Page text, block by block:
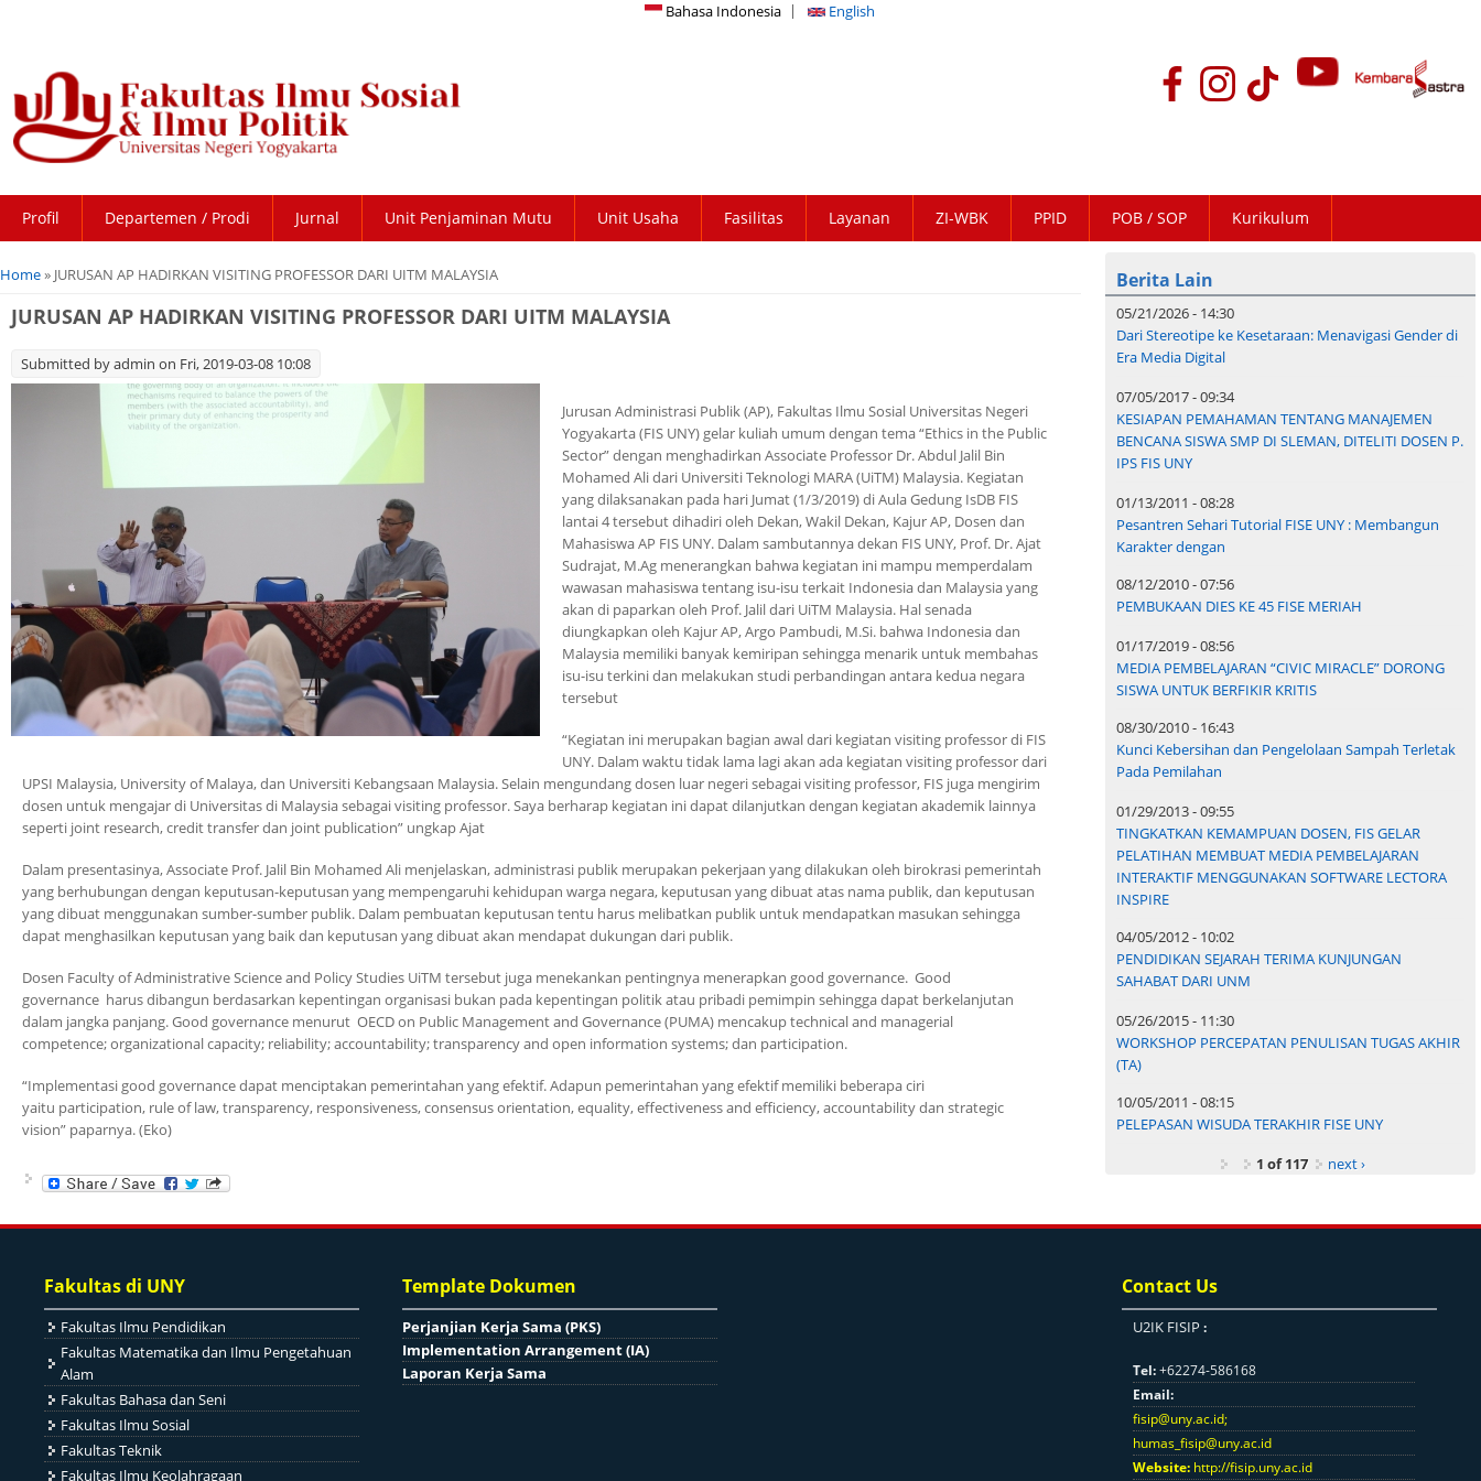
Bahasa Indonesia English
Profil Departemen / Prodi Jurnal Unit Penjaminan Mutu Unit Usaha Fasilitas Layanan ZI-WBK PPID POB / SOP Kurikulum
You are here
Home» JURUSAN AP HADIRKAN VISITING PROFESSOR DARI UITM MALAYSIA
JURUSAN AP HADIRKAN VISITING PROFESSOR DARI UITM MALAYSIA
Submitted byadmin on Fri, 2019-03-08 10:08
Jurusan Administrasi Publik (AP), Fakultas Ilmu Sosial Universitas Negeri
Yogyakarta (FIS UNY) gelar kuliah umum dengan tema “Ethics in the Public
Sector” dengan menghadirkan Associate Professor Dr. Abdul Jalil Bin
Mohamed Ali dari Universiti Teknologi MARA (UiTM) Malaysia. Kegiatan
yang dilaksanakan pada hari Jumat (1/3/2019) di Aula Gedung IsDB FIS
lantai 4 tersebut dihadiri oleh Dekan, Wakil Dekan, Kajur AP, Dosen dan
Mahasiswa AP FIS UNY. Dalam sambutannya dekan FIS UNY, Prof. Dr. Ajat
Sudrajat, M.Ag menerangkan bahwa kegiatan ini mampu memperdalam
wawasan mahasiswa tentang isu-isu terkait Indonesia dan Malaysia yang
akan di paparkan oleh Prof. Jalil dari UiTM Malaysia. Hal senada
diungkapkan oleh Kajur AP, Argo Pambudi, M.Si. bahwa Indonesia dan
Malaysia memiliki banyak kemiripan sehingga menarik untuk membahas
isu-isu terkini dan melakukan studi perbandingan antara kedua negara
tersebut
“Kegiatan ini merupakan bagian awal dari kegiatan visiting professor di FIS
UNY. Dalam waktu tidak lama lagi akan ada kegiatan visiting professor dari
UPSI Malaysia, University of Malaya, dan Universiti Kebangsaan Malaysia. Selain mengundang dosen luar negeri sebagai visiting professor, FIS juga mengirim
dosen untuk mengajar di Universitas di Malaysia sebagai visiting professor. Saya berharap kegiatan ini dapat dilanjutkan dengan kegiatan akademik lainnya
seperti joint research, credit transfer dan joint publication” ungkap Ajat
Dalam presentasinya, Associate Prof. Jalil Bin Mohamed Ali menjelaskan, administrasi publik merupakan pekerjaan yang dilakukan oleh birokrasi pemerintah
yang berhubungan dengan keputusan-keputusan yang mempengaruhi kehidupan warga negara, keputusan yang dibuat atas nama publik, dan keputusan
yang dibuat menggunakan sumber-sumber publik. Dalam pembuatan keputusan tentu harus melibatkan publik untuk mendapatkan masukan sehingga
dapat menghasilkan keputusan yang baik dan keputusan yang dibuat akan mendapat dukungan dari publik.
Dosen Faculty of Administrative Science and Policy Studies UiTM tersebut juga menekankan pentingnya menerapkan good governance. Good
governance harus dibangun berdasarkan kepentingan organisasi bukan pada kepentingan politik atau pribadi pemimpin sehingga dapat berkelanjutan
dalam jangka panjang. Good governance menurut OECD on Public Management and Governance (PUMA) mencakup technical and managerial
competence; organizational capacity; reliability; accountability; transparency and open information systems; dan participation.
“Implementasi good governance dapat menciptakan pemerintahan yang efektif. Adapun pemerintahan yang efektif memiliki beberapa ciri
yaitu participation, rule of law, transparency, responsiveness, consensus orientation, equality, effectiveness and efficiency, accountability dan strategic
vision” paparnya. (Eko)
Berita Lain
05/21/2026 - 14:30
Dari Stereotipe ke Kesetaraan: Menavigasi Gender di
Era Media Digital
07/05/2017 - 09:34
KESIAPAN PEMAHAMAN TENTANG MANAJEMEN
BENCANA SISWA SMP DI SLEMAN, DITELITI DOSEN P.
IPS FIS UNY
01/13/2011 - 08:28
Pesantren Sehari Tutorial FISE UNY : Membangun
Karakter dengan
08/12/2010 - 07:56
PEMBUKAAN DIES KE 45 FISE MERIAH
01/17/2019 - 08:56
MEDIA PEMBELAJARAN “CIVIC MIRACLE” DORONG
SISWA UNTUK BERFIKIR KRITIS
08/30/2010 - 16:43
Kunci Kebersihan dan Pengelolaan Sampah Terletak
Pada Pemilahan
01/29/2013 - 09:55
TINGKATKAN KEMAMPUAN DOSEN, FIS GELAR
PELATIHAN MEMBUAT MEDIA PEMBELAJARAN
INTERAKTIF MENGGUNAKAN SOFTWARE LECTORA
INSPIRE
04/05/2012 - 10:02
PENDIDIKAN SEJARAH TERIMA KUNJUNGAN
SAHABAT DARI UNM
05/26/2015 - 11:30
WORKSHOP PERCEPATAN PENULISAN TUGAS AKHIR
(TA)
10/05/2011 - 08:15
PELEPASAN WISUDA TERAKHIR FISE UNY
1 of 117
next ›
Fakultas di UNY
Fakultas Ilmu Pendidikan
Fakultas Matematika dan Ilmu Pengetahuan
Alam
Fakultas Bahasa dan Seni
Fakultas Ilmu Sosial
Fakultas Teknik
Fakultas Ilmu Keolahragaan
Template Dokumen
Perjanjian Kerja Sama (PKS)
Implementation Arrangement (IA)
Laporan Kerja Sama
Contact Us
U2IK FISIP :
Tel:+62274-586168
Email:
fisip@uny.ac.id;
humas_fisip@uny.ac.id
Website: http://fisip.uny.ac.id